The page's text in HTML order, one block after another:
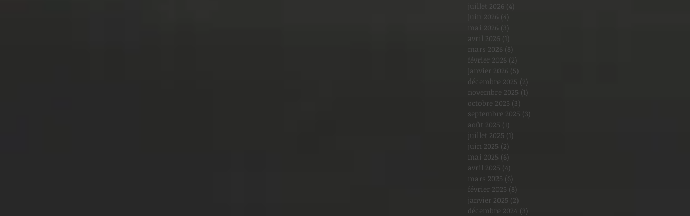
juillet 2026 (4)
juin 2026 (4)
mai 2026 (3)
avril 2026 (1)
mars 2026 (8)
février 2026 (2)
janvier 2026 (5)
décembre 2025 (2)
novembre 2025 (1)
octobre 2025 (3)
septembre 2025 (3)
août 2025 (1)
juillet 2025 (1)
juin 2025 (2)
mai 2025 (6)
avril 2025 (4)
mars 2025 (6)
février 2025 (8)
janvier 2025 (2)
décembre 2024 (3)